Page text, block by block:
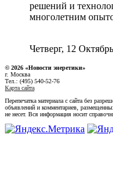
решений и
многолетним
Четверг, 12
© 2026 «Новости энеретики»
г. Москва
Тел.: (495) 540-52-76
Карта сайта
Перепечатка материала с сайта без
объявлений и комментариев,
не несет. Вся информация носит